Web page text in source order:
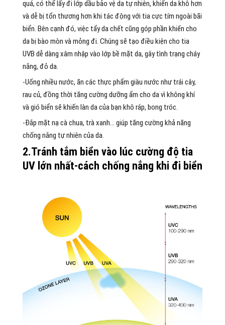
quá, có thể lấy đi lớp dầu bảo vệ da tự nhiên, khiến da khô hơn
và dễ bị tổn thương hơn khi tác động với tia cực tím ngoài bãi
biển. Bên cạnh đó, việc tẩy da chết cũng góp phần khiến cho
da bị bào mòn và mỏng đi. Chúng sẽ tạo điều kiện cho tia
UVB dễ dàng xâm nhập vào lớp bề mặt da, gây tình trạng cháy
nắng, đỏ da.
-Uống nhiều nước, ăn các thực phẩm giàu nước như trái cây,
rau củ, đồng thời tăng cường dưỡng ẩm cho da vì không khí
và gió biển sẽ khiến làn da của bạn khô ráp, bong tróc.
-Đắp mặt nạ cà chua, trà xanh… giúp tăng cường khả năng
chống nắng tự nhiên của da.
2.Tránh tắm biển vào lúc cường độ tia
UV lớn nhất-cách chống nắng khi đi biển